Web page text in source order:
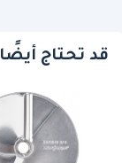
قد تحتاج أيضًا